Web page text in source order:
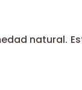
natural.